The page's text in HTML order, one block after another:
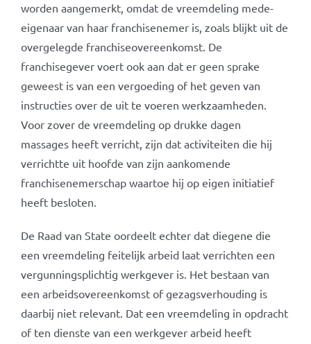
worden aangemerkt, omdat de vreemdeling mede-
eigenaar van haar franchisenemer is, zoals blijkt uit de
overgelegde franchiseovereenkomst. De
franchisegever voert ook aan dat er geen sprake
geweest is van een vergoeding of het geven van
instructies over de uit te voeren werkzaamheden.
Voor zover de vreemdeling op drukke dagen
massages heeft verricht, zijn dat activiteiten die hij
verrichtte uit hoofde van zijn aankomende
franchisenemerschap waartoe hij op eigen initiatief
heeft besloten.
De Raad van State oordeelt echter dat diegene die
een vreemdeling feitelijk arbeid laat verrichten een
vergunningsplichtig werkgever is. Het bestaan van
een arbeidsovereenkomst of gezagsverhouding is
daarbij niet relevant. Dat een vreemdeling in opdracht
of ten dienste van een werkgever arbeid heeft